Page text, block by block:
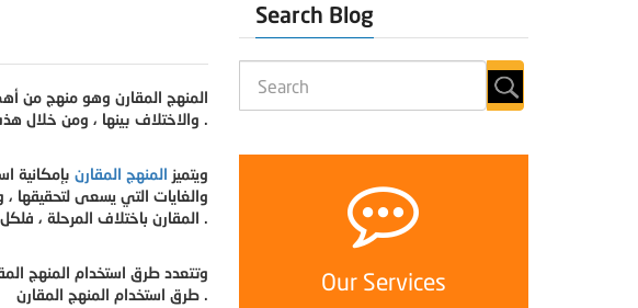
Search Blog
Our Services
المنهج المقارن وهو منهج من
والاختلاف بينها ، ومن خلال هذه المقارنات يفهم الباحث الأمور الغامضة والمبهمة المحيطة بالنص .
ويتميز المنهج المقارن بإمكانية
والغايات التي يسعى لتحقيقها
المقارن باختلاف المرحلة ، فلكل مرحلة من مراحل المنهج المقارن يتم استخدام فيها أدوات ملائمة لها .
وتتعدد طرق استخدام المنهج
طرق استخدام المنهج المقارن .